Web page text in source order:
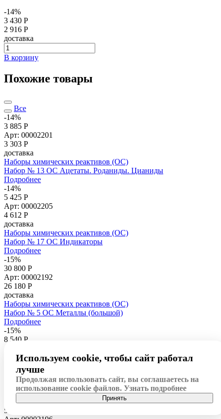
-14%
3 430 Р
2 916 Р
доставка
В корзину
Похожие товары
Все
-14%
3 885 Р
Арт: 00002201
3 303 Р
доставка
Наборы химических реактивов (ОС)
Набор № 13 ОС Ацетаты. Роданиды. Цианиды
Подробнее
-14%
5 425 Р
Арт: 00002205
4 612 Р
доставка
Наборы химических реактивов (ОС)
Набор № 17 ОС Индикаторы
Подробнее
-15%
30 800 Р
Арт: 00002192
26 180 Р
доставка
Наборы химических реактивов (ОС)
Набор № 5 ОС Металлы (большой)
Подробнее
-15%
8 540 Р
7 259Р
Наборы химических реактивов (ОС)
Набор № 10 ОС Сульфаты. Сульфиты. Сульфиды
Подробнее
-14%
5 128 Р
Используем cookie, чтобы сайт работал
лучше
Продолжая использовать сайт, вы соглашаетесь на
использование cookie файлов. Узнать подробнее
Принять